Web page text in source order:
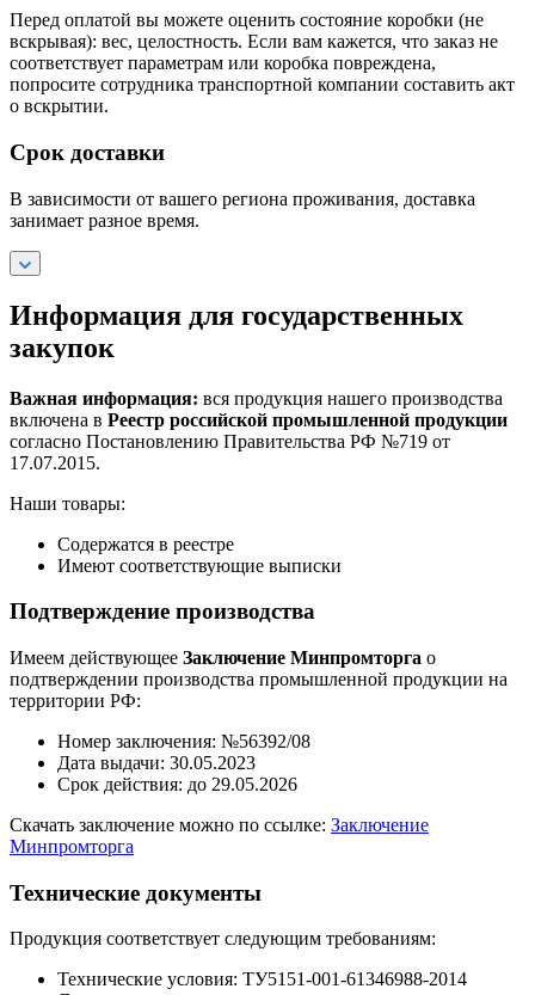
Перед оплатой вы можете оценить состояние коробки (не
вскрывая): вес, целостность. Если вам кажется, что заказ не
соответствует параметрам или коробка повреждена,
попросите сотрудника транспортной компании составить акт
о вскрытии.
Срок доставки
В зависимости от вашего региона проживания, доставка
занимает разное время.
Информация для государственных
закупок
Важная информация: вся продукция нашего производства
включена в Реестр российской промышленной продукции
согласно Постановлению Правительства РФ №719 от
17.07.2015.
Наши товары:
Содержатся в реестре
Имеют соответствующие выписки
Подтверждение производства
Имеем действующее Заключение Минпромторга о
подтверждении производства промышленной продукции на
территории РФ:
Номер заключения: №56392/08
Дата выдачи: 30.05.2023
Срок действия: до 29.05.2026
Скачать заключение можно по ссылке: Заключение
Минпромторга
Технические документы
Продукция соответствует следующим требованиям:
Технические условия: ТУ5151-001-61346988-2014